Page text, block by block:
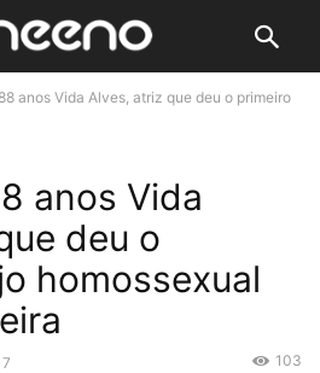
anos Vida Alves, atriz que deu o primeiro
anos Vida
deu o
homossexual
103